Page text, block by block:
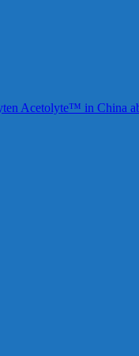
Acetolyte™ in China